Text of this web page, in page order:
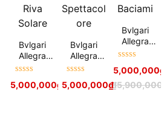
Bvlgari
Allegra
Riva Solare
hạng5sao 5,900,000₫
5,000,000₫
Bvlgari
Allegra
Spettacolo
hạng5sao 5,900,000
5,000,000₫
Bvlgari
Allegra
Baciami
hạng5sao
5,000,000₫